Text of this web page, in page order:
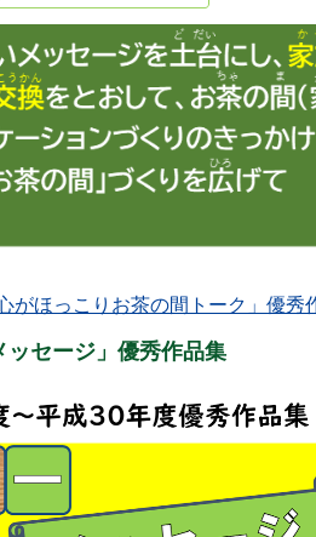
がほっこりお茶の間トーク」優秀
ッセージ」優秀作品集